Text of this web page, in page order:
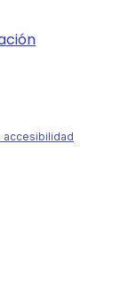
accesibilidad